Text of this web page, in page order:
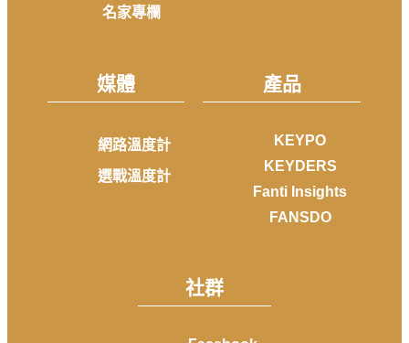
名家專欄
媒體
網路溫度計
選戰溫度計
產品
KEYPO
KEYDERS
Fanti Insights
FANSDO
社群